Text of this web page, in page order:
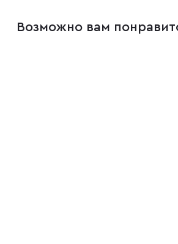
Возможно вам